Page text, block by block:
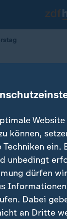
am
Website
können,
ein.
unbedingt
dürfen
Dabei
an Dritte